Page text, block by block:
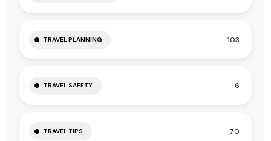
TRAVEL PLANNING 103
TRAVEL SAFETY 6
TRAVEL TIPS 70